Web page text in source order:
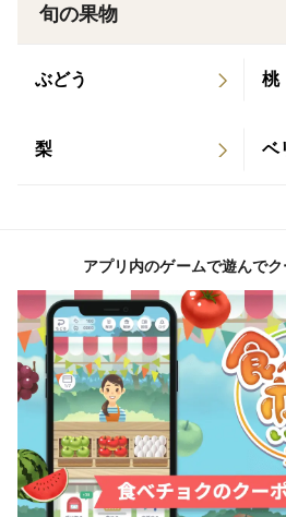
はるみは生物です！甘いはるみ
♦︎日にち指定、時間指定はお断り
でご希望の時間を指定して下さい
♦︎生物なので発送前に1つずつ手
して箱詰めしていますが配送中
ご理解、ご納得された方だけご
す。
♦︎購入後のクレームやキャンセ
ご納得されてから、ご購入をお
旬の果物
ぶどう 桃
梨 ベ
アプリ内のゲームで遊んでク